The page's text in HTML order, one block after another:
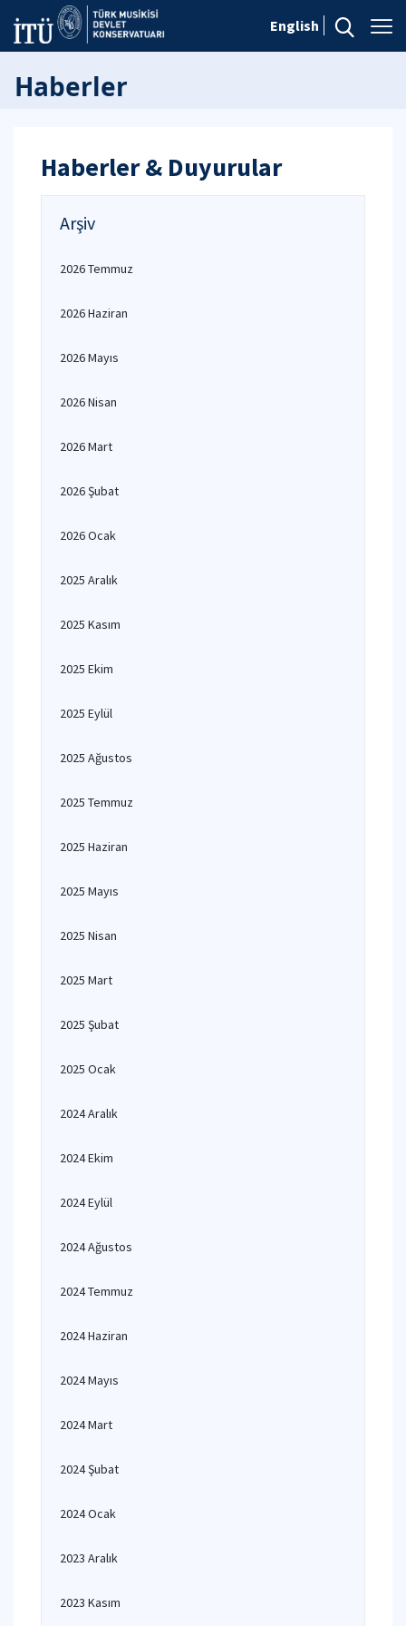
English
Haberler
Haberler & Duyurular
Arşiv
2026 Temmuz
2026 Haziran
2026 Mayıs
2026 Nisan
2026 Mart
2026 Şubat
2026 Ocak
2025 Aralık
2025 Kasım
2025 Ekim
2025 Eylül
2025 Ağustos
2025 Temmuz
2025 Haziran
2025 Mayıs
2025 Nisan
2025 Mart
2025 Şubat
2025 Ocak
2024 Aralık
2024 Ekim
2024 Eylül
2024 Ağustos
2024 Temmuz
2024 Haziran
2024 Mayıs
2024 Mart
2024 Şubat
2024 Ocak
2023 Aralık
2023 Kasım